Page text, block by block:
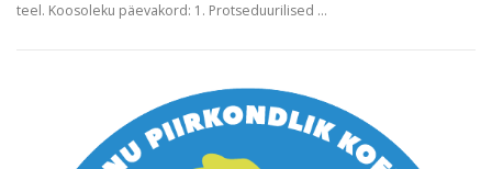
teel. Koosoleku päevakord: 1. Protseduurilised …